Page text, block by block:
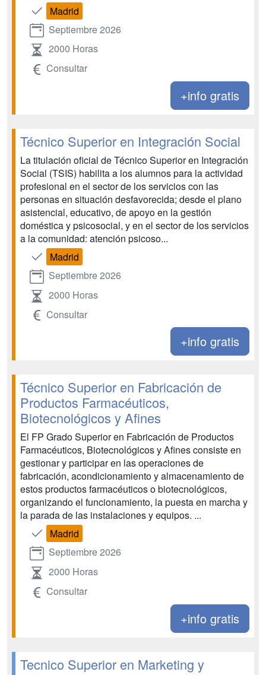
Madrid
Septiembre 2026
2000 Horas
Consultar
+info gratis
Técnico Superior en Integración Social
La titulación oficial de Técnico Superior en Integración
Social (TSIS) habilita a los alumnos para la actividad
profesional en el sector de los servicios con las
personas en situación desfavorecida; desde el plano
asistencial, educativo, de apoyo en la gestión
doméstica y psicosocial, y en el sector de los servicios
a la comunidad: atención psicoso...
Madrid
Septiembre 2026
2000 Horas
Consultar
+info gratis
Técnico Superior en Fabricación de
Productos Farmacéuticos,
Biotecnológicos y Afines
El FP Grado Superior en Fabricación de Productos
Farmacéuticos, Biotecnológicos y Afines consiste en
gestionar y participar en las operaciones de
fabricación, acondicionamiento y almacenamiento de
estos productos farmacéuticos o biotecnológicos,
organizando el funcionamiento, la puesta en marcha y
la parada de las instalaciones y equipos. ...
Madrid
Septiembre 2026
2000 Horas
Consultar
+info gratis
Tecnico Superior en Marketing y